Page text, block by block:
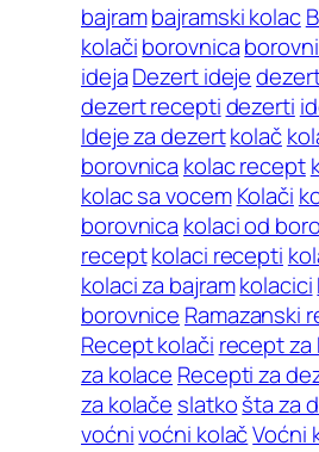
bajrambajramski kolac
kolačiborovnica
idejaDezert ideje
dezert receptidezerti
Ideje za dezertkolač
borovnica kolac recept
kolac sa vocem Kolači
borovnica kolaci od
receptkolaci recepti
kolaci za bajramkolacici
borovnice Ramazanski
Recept kolači recept za
za kolace Recepti za
za kolače slatkošta za
voćnivoćni kolačVoćni